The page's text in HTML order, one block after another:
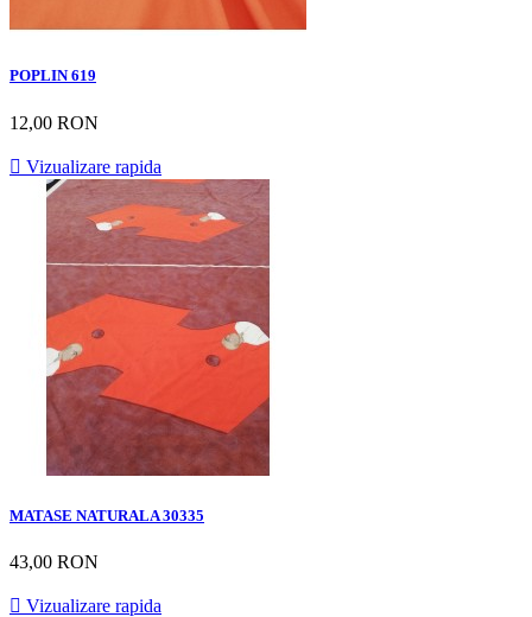
POPLIN 619
12,00 RON
 Vizualizare rapida
MATASE NATURALA 30335
43,00 RON
 Vizualizare rapida